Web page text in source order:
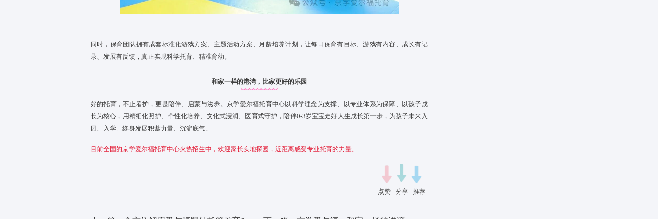
5
专业赋能，丰富多元的优质保育资源
专业的成长，离不开体系化的资源支撑。京学爱尔福托育中心依托京学集团总部，拥有丰富、适龄、分月龄的优质保教
同月龄宝宝的认知发展水平，循序渐进锻炼孩子精细动作、专注力、观察力、思维力。